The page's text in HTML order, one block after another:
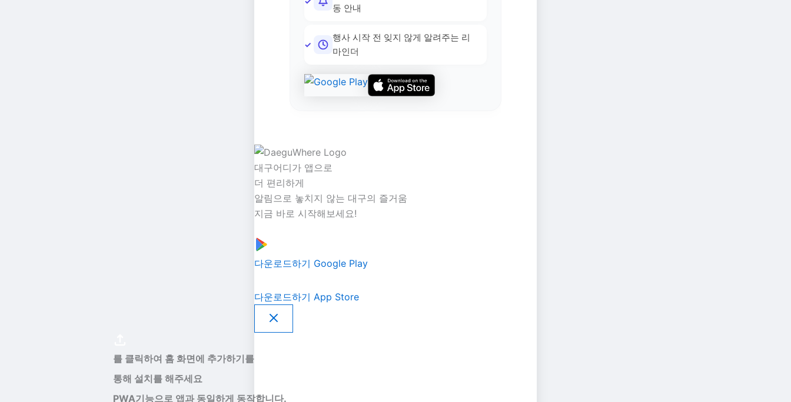
동 안내
행사 시작 전 잊지 않게 알려주는 리
마인더
대구어디가 앱으로
더 편리하게
알림으로 놓치지 않는 대구의 즐거움
지금 바로 시작해보세요!
다운로드하기 Google Play
다운로드하기 App Store
를 클릭하여 홈 화면에 추가하기를
통해 설치를 해주세요
PWA기능으로 앱과 동일하게 동작합니다.